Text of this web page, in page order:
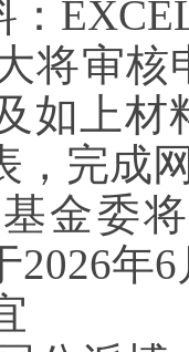
：
将审
如上
，完成
基金委
2026年
宜